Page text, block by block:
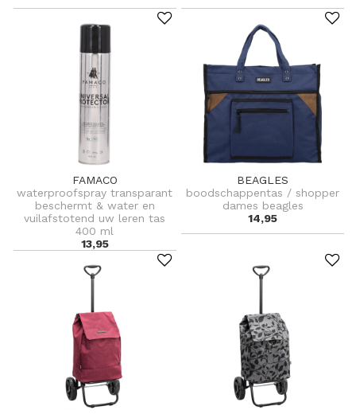
FAMACO
waterproofspray transparant
beschermt & water en
vuilafstotend uw leren tas
400 ml
13,95
BEAGLES
boodschappentas / shopper
dames beagles
14,95